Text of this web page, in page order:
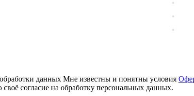
данных Мне известны и понятны условия
согласие на обработку персональных данных.